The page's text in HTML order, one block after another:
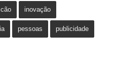
inovação
pessoas publicidade